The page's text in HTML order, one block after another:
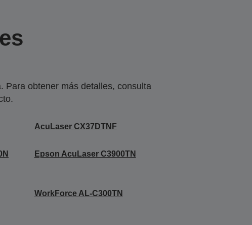
Para obtener más detalles, consulta
AcuLaser CX37DTNF
Epson AcuLaser C3900TN
WorkForce AL-C300TN